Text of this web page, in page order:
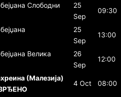
Слободни
25
Sep
09:30
25
Sep
13:00
Велика
26
Sep
12:00
(Малезија)
4 Oct 08:00